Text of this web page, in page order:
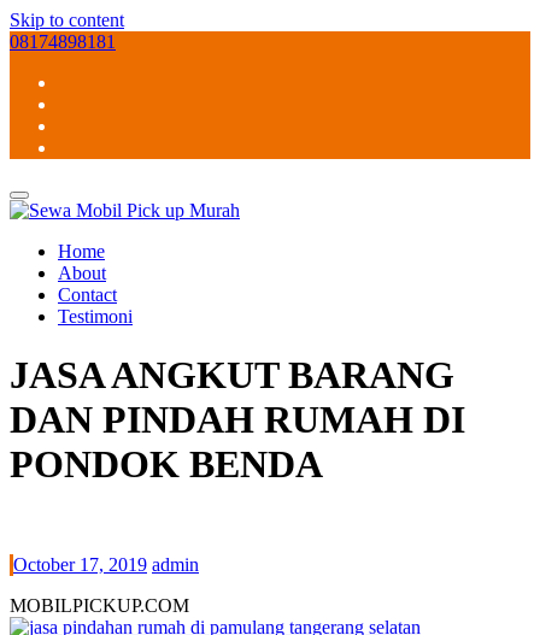
Skip to content
08174898181
Home
About
Contact
Testimoni
JASA ANGKUT BARANG
DAN PINDAH RUMAH DI
PONDOK BENDA
October 17, 2019 admin
MOBILPICKUP.COM